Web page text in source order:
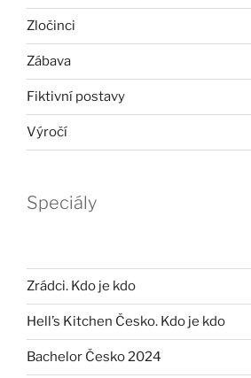
Zločinci
Zábava
Fiktivní postavy
Výročí
Speciály
Zrádci. Kdo je kdo
Hell’s Kitchen Česko. Kdo je kdo
Bachelor Česko 2024